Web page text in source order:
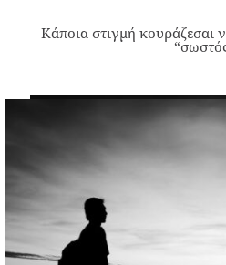
Κάποια στιγμή κουράζεσαι